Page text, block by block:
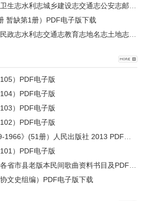
暂缺第1册）PDF电子版下载
）PDF电子版
）PDF电子版
）PDF电子版
）PDF电子版
）PDF电子版
文史组编）PDF电子版下载
一些稀缺和绝版书籍（第101）PDF电子版
中国民间歌曲集成系列及各省市县老版本民间歌曲资料书目及PDF电子版下载